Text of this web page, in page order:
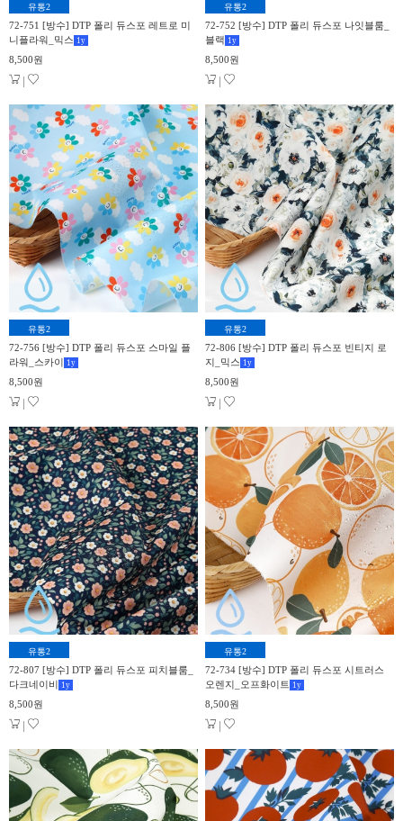
유통2
72-751 [방수] DTP 폴리 듀스포 레트로 미
니플라워_믹스 1 y
8,500원
|
유통2
72-752 [방수] DTP 폴리 듀스포 나잇블룸_
블랙 1 y
8,500원
|
유통2
72-756 [방수] DTP 폴리 듀스포 스마일 플
라워_스카이 1 y
8,500원
|
유통2
72-806 [방수] DTP 폴리 듀스포 빈티지 로
지_믹스 1 y
8,500원
|
유통2
72-807 [방수] DTP 폴리 듀스포 피치블룸_
다크네이비 1 y
8,500원
|
유통2
72-734 [방수] DTP 폴리 듀스포 시트러스
오렌지_오프화이트 1 y
8,500원
|